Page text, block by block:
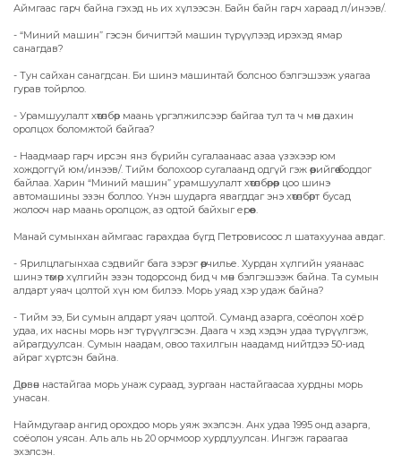
Аймгаас гарч байна гэхэд нь их хүлээсэн. Байн байн гарч хараад л/инээв/.
- “Миний машин” гэсэн бичигтэй машин түрүүлээд ирэхэд ямар
санагдав?
- Тун сайхан санагдсан. Би шинэ машинтай болсноо бэлгэшээж уяагаа
гурав тойрлоо.
- Урамшуулалт хөтөлбөр маань үргэлжилсээр байгаа тул та ч мөн дахин
оролцох боломжтой байгаа?
- Наадмаар гарч ирсэн янз бүрийн сугалаанаас азаа үзэхээр юм
хождоггүй юм/инээв/. Тийм болохоор сугалаанд одгүй гэж өөрийгөө боддог
байлаа. Харин “Миний машин” урамшуулалт хөтөлбөрөөр цоо шинэ
автомашины эзэн боллоо. Үнэн шударга явагддаг энэ хөтөлбөрт бусад
жолооч нар маань оролцож, аз одтой байхыг ерөөе.
Манай сумынхан аймгаас гарахдаа бүгд Петровисоос л шатахуунаа авдаг.
- Ярилцлагынхаа сэдвийг бага зэрэг өөрчилье. Хурдан хүлгийн уяанаас
шинэ төмөр хүлгийн эзэн тодорсонд бид ч мөн бэлгэшээж байна. Та сумын
алдарт уяач цолтой хүн юм билээ. Морь уяад хэр удаж байна?
- Тийм ээ, Би сумын алдарт уяач цолтой. Суманд азарга, соёолон хоёр
удаа, их насны морь нэг түрүүлгэсэн. Даага ч хэд хэдэн удаа түрүүлгэж,
айрагдуулсан. Сумын наадам, овоо тахилгын наадамд нийтдээ 50-иад
айраг хүртсэн байна.
Дөрвөн настайгаа морь унаж сураад, зургаан настайгаасаа хурдны морь
унасан.
Наймдугаар ангид орохдоо морь уяж эхэлсэн. Анх удаа 1995 онд азарга,
соёолон уясан. Аль аль нь 20 орчмоор хурдлуулсан. Ингэж гараагаа
эхэлсэн.